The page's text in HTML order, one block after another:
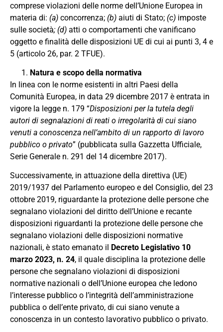
comprese violazioni delle norme dell’Unione Europea in
materia di: (a) concorrenza; (b) aiuti di Stato; (c) imposte
sulle società; (d) atti o comportamenti che vanificano
oggetto e finalità delle disposizioni UE di cui ai punti 3, 4 e
5 (articolo 26, par. 2 TFUE).
Natura e scopo della normativa
In linea con le norme esistenti in altri Paesi della
Comunità Europea, in data 29 dicembre 2017 è entrata in
vigore la legge n. 179 “Disposizioni per la tutela degli
autori di segnalazioni di reati o irregolarità di cui siano
venuti a conoscenza nell’ambito di un rapporto di lavoro
pubblico o privato” (pubblicata sulla Gazzetta Ufficiale,
Serie Generale n. 291 del 14 dicembre 2017).
Successivamente, in attuazione della direttiva (UE)
2019/1937 del Parlamento europeo e del Consiglio, del 23
ottobre 2019, riguardante la protezione delle persone che
segnalano violazioni del diritto dell’Unione e recante
disposizioni riguardanti la protezione delle persone che
segnalano violazioni delle disposizioni normative
nazionali, è stato emanato il
Decreto Legislativo 10
marzo 2023, n. 24, il quale disciplina la protezione delle
persone che segnalano violazioni di disposizioni
normative nazionali o dell’Unione europea che ledono
l’interesse pubblico o l’integrità dell’amministrazione
pubblica o dell’ente privato, di cui siano venute a
conoscenza in un contesto lavorativo pubblico o privato.